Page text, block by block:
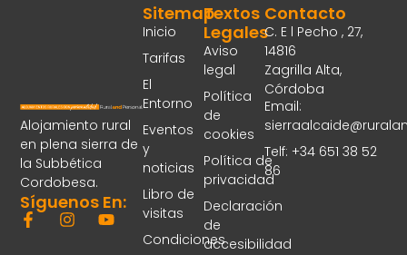
Alojamiento rural
en plena sierra de
la Subbética
Cordobesa.
Síguenos En:
Textos
Legales
Aviso
legal
Política
de
cookies
Política de
privacidad
Declaración
de
accesibilidad
Sitemap
Inicio
Tarifas
El
Entorno
Eventos
y
noticias
Libro de
visitas
Condiciones
Contacto
C. E l Pecho , 27,
14816
Zagrilla Alta,
Córdoba
Email:
Telf: +34 651 38 52
86